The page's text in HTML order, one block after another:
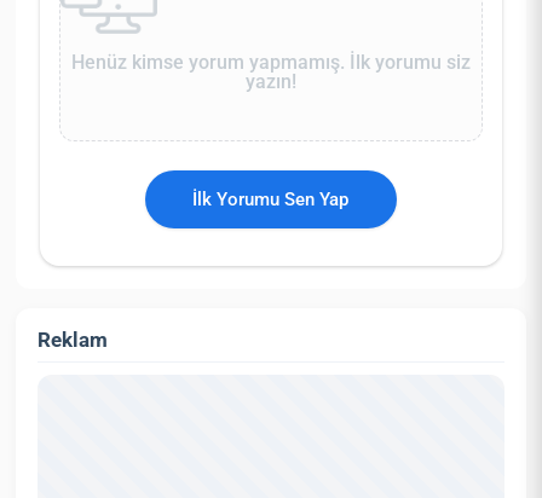
Henüz kimse yorum yapmamış. İlk yorumu siz
yazın!
İlk Yorumu Sen Yap
Reklam